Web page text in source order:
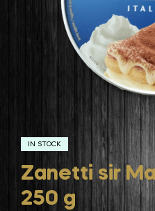
IN STOCK
Zanetti sir
250 g